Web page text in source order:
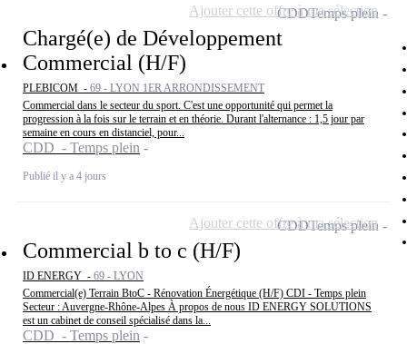
Chargé(e) de Développement
Commercial (H/F)
PLEBICOM - 69 - LYON 1ER ARRONDISSEMENT
Commercial dans le secteur du sport. C'est une opportunité qui permet la
progression à la fois sur le terrain et en théorie. Durant l'alternance : 1,5 jour par
semaine en cours en distanciel, pour...
CDD - Temps plein
Publié il y a 4 jours
CDDTemps plein
Ajouter cette offre à ma sélection
Commercial b to c (H/F)
ID ENERGY - 69 - LYON
Commercial(e) Terrain BtoC - Rénovation Énergétique (H/F) CDI - Temps plein
Secteur : Auvergne-Rhône-Alpes À propos de nous ID ENERGY SOLUTIONS
est un cabinet de conseil spécialisé dans la...
CDD - Temps plein
CDDTemps plein
Ajouter cette offre à ma sélection